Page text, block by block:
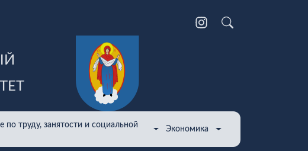
по труду, занятости и социальной
Экономика